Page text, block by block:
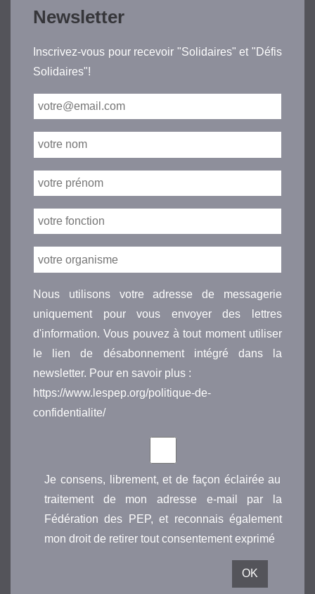
Newsletter
Inscrivez-vous pour recevoir "Solidaires" et "Défis
Solidaires"!
Nous utilisons votre adresse de messagerie
uniquement pour vous envoyer des lettres
d'information. Vous pouvez à tout moment utiliser
le lien de désabonnement intégré dans la
newsletter. Pour en savoir plus :
https://www.lespep.org/politique-de-
confidentialite/
Je consens, librement, et de façon éclairée au
traitement de mon adresse e-mail par la
Fédération des PEP, et reconnais également
mon droit de retirer tout consentement exprimé